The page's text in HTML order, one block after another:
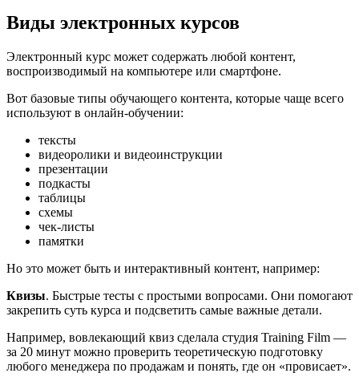
Виды электронных курсов
Электронный курс может содержать любой контент,
воспроизводимый на компьютере или смартфоне.
Вот базовые типы обучающего контента, которые чаще всего
используют в онлайн-обучении:
тексты
видеоролики и видеоинструкции
презентации
подкасты
таблицы
схемы
чек-листы
памятки
Но это может быть и интерактивный контент, например:
Квизы. Быстрые тесты с простыми вопросами. Они помогают
закрепить суть курса и подсветить самые важные детали.
Например, вовлекающий квиз сделала студия Training Film —
за 20 минут можно проверить теоретическую подготовку
любого менеджера по продажам и понять, где он «провисает».